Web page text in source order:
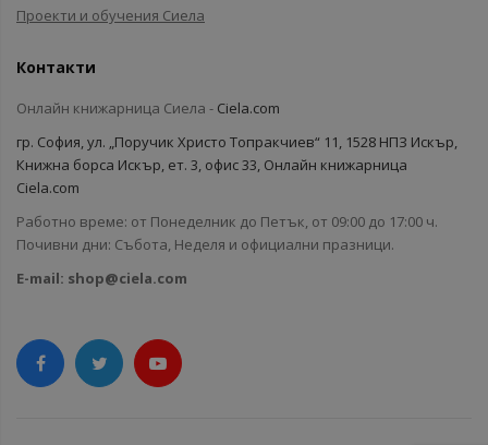
Проекти и обучения Сиела
Контакти
Онлайн книжарница Сиела - Ciela.com
гр. София, ул. „Поручик Христо Топракчиев“ 11, 1528 НПЗ Искър,
Книжна борса Искър, ет. 3, офис 33, Онлайн книжарница
Ciela.com
Работно време: от Понеделник до Петък, от 09:00 до 17:00 ч.
Почивни дни: Събота, Неделя и официални празници.
E-mail: shop@ciela.com